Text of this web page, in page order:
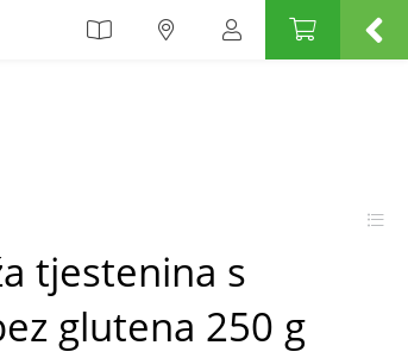
tjestenina s
glutena 250 g